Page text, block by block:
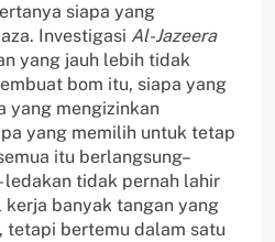
siapa yang
Investigasi Al-Jazeera
yang jauh lebih tidak
bom itu, siapa yang
yang mengizinkan
yang memilih untuk tetap
itu berlangsung–
ledakan tidak pernah lahir
kerja banyak tangan yang
tetapi bertemu dalam satu